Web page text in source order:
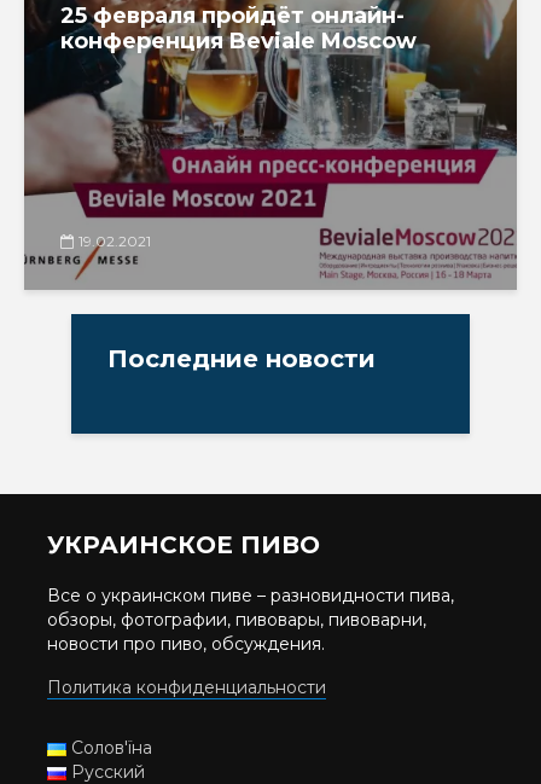
25 февраля пройдёт онлайн-
конференция Beviale Moscow
19.02.2021
Последние новости
УКРАИНСКОЕ ПИВО
Все о украинском пиве – разновидности пива,
обзоры, фотографии, пивовары, пивоварни,
новости про пиво, обсуждения.
Политика конфиденциальности
Солов'їна
Русский